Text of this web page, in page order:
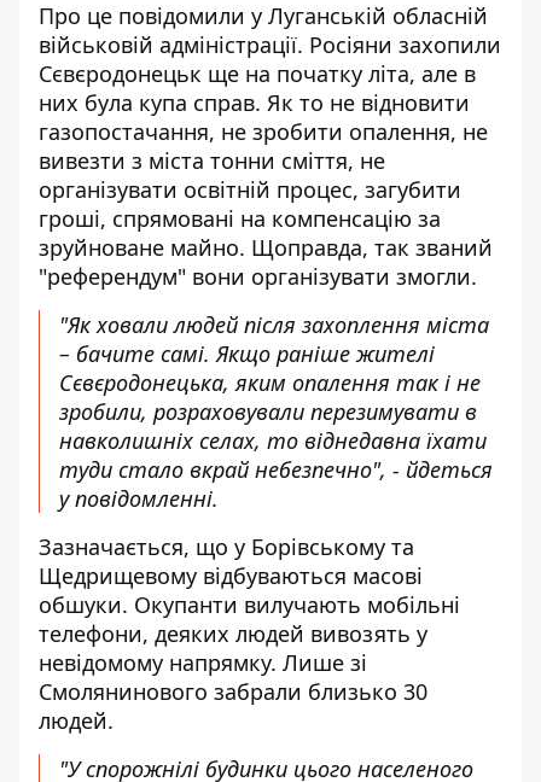
Про це повідомили у Луганській обласній
військовій адміністрації. Росіяни захопили
Сєвєродонецьк ще на початку літа, але в
них була купа справ. Як то не відновити
газопостачання, не зробити опалення, не
вивезти з міста тонни сміття, не
організувати освітній процес, загубити
гроші, спрямовані на компенсацію за
зруйноване майно. Щоправда, так званий
"референдум" вони організувати змогли.
"Як ховали людей після захоплення міста
– бачите самі. Якщо раніше жителі
Сєвєродонецька, яким опалення так і не
зробили, розраховували перезимувати в
навколишніх селах, то віднедавна їхати
туди стало вкрай небезпечно", - йдеться
у повідомленні.
Зазначається, що у Борівському та
Щедрищевому відбуваються масові
обшуки. Окупанти вилучають мобільні
телефони, деяких людей вивозять у
невідомому напрямку. Лише зі
Смолянинового забрали близько 30
людей.
"У спорожнілі будинки цього населеного